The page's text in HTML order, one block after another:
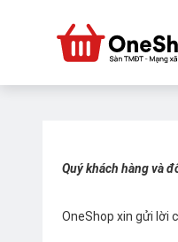
Quý khách hàng và
OneShop xin gửi lời